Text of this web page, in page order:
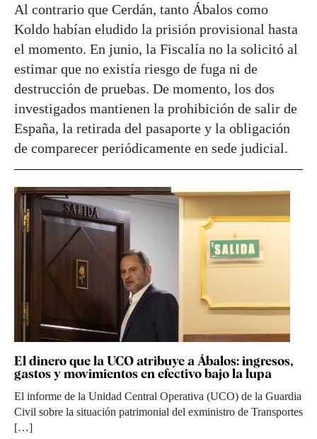
Al contrario que Cerdán, tanto Ábalos como
Koldo habían eludido la prisión provisional hasta
el momento. En junio, la Fiscalía no la solicitó al
estimar que no existía riesgo de fuga ni de
destrucción de pruebas. De momento, los dos
investigados mantienen la prohibición de salir de
España, la retirada del pasaporte y la obligación
de comparecer periódicamente en sede judicial.
El dinero que la UCO atribuye a Ábalos: ingresos,
gastos y movimientos en efectivo bajo la lupa
El informe de la Unidad Central Operativa (UCO) de la Guardia
Civil sobre la situación patrimonial del exministro de Transportes
[…]